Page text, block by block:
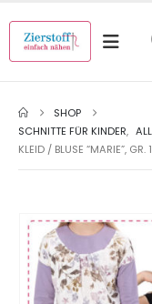
SHOP
SCHNITTE FÜR KINDER,
KLEID / BLUSE “MARIE”, GR.